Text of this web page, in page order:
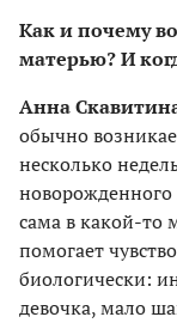
Как и почему
матерью? И
Анна
обычно
несколько
сама в какой-то
помогает
биологически:
девочка, мало